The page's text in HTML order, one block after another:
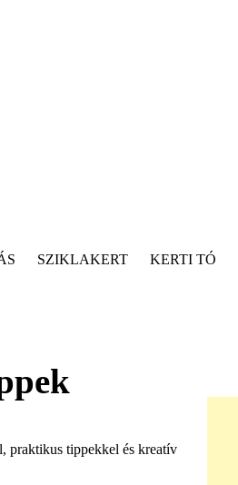
SZIKLAKERT KERTI TÓ
praktikus tippekkel és kreatív